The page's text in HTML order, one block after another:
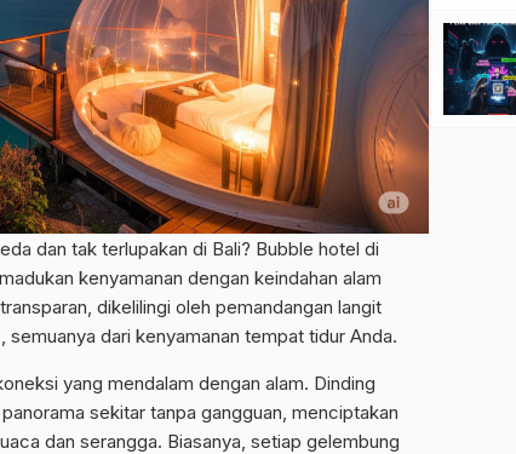
dan tak terlupakan di Bali? Bubble hotel di
kenyamanan dengan keindahan alam
dikelilingi oleh pemandangan langit
dari kenyamanan tempat tidur Anda.
yang mendalam dengan alam. Dinding
sekitar tanpa gangguan, menciptakan
dan serangga. Biasanya, setiap gelembung